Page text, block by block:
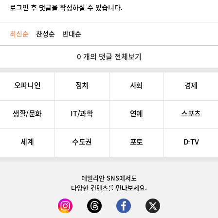
로그인 후 댓글을 작성하실 수 있습니다.
최신순 찬성순 반대순
0 개의 댓글 전체보기
오피니언 정치 사회 경제
생활/문화 IT/과학 연예 스포츠
세계 수도권 포토 D-TV
데일리안 SNS에서도
다양한 컨텐츠를 만나보세요.